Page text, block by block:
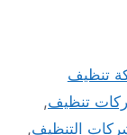
تنظيف
تنظيف,
التنظيف,